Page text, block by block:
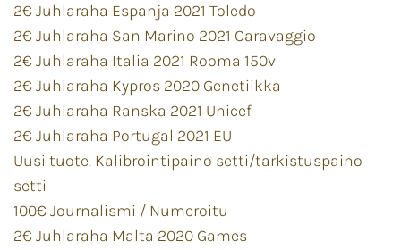
2€ Juhlaraha Espanja 2021 Toledo
2€ Juhlaraha San Marino 2021 Caravaggio
2€ Juhlaraha Italia 2021 Rooma 150v
2€ Juhlaraha Kypros 2020 Genetiikka
2€ Juhlaraha Ranska 2021 Unicef
2€ Juhlaraha Portugal 2021 EU
Uusi tuote. Kalibrointipaino setti/tarkistuspaino
setti
100€ Journalismi / Numeroitu
2€ Juhlaraha Malta 2020 Games